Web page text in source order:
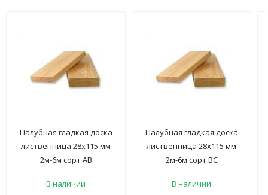
Палубная гладкая доска
лиственница 28х115 мм
2м-6м сорт АВ
В наличии
Палубная гладкая доска
лиственница 28х115 мм
2м-6м сорт ВС
В наличии